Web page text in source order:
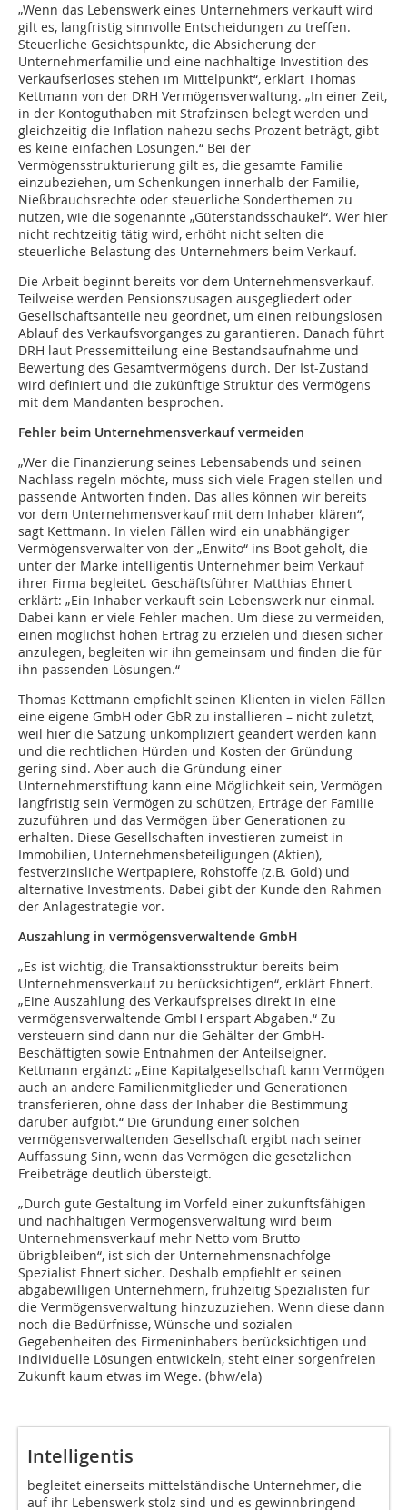
„Wenn das Lebenswerk eines Unternehmers verkauft wird
gilt es, langfristig sinnvolle Entscheidungen zu treffen.
Steuerliche Gesichtspunkte, die Absicherung der
Unternehmerfamilie und eine nachhaltige Investition des
Verkaufserlöses stehen im Mittelpunkt“, erklärt Thomas
Kettmann von der DRH Vermögensverwaltung. „In einer Zeit,
in der Kontoguthaben mit Strafzinsen belegt werden und
gleichzeitig die Inflation nahezu sechs Prozent beträgt, gibt
es keine einfachen Lösungen.“ Bei der
Vermögensstrukturierung gilt es, die gesamte Familie
einzubeziehen, um Schenkungen innerhalb der Familie,
Nießbrauchsrechte oder steuerliche Sonderthemen zu
nutzen, wie die sogenannte „Güterstandsschaukel“. Wer hier
nicht rechtzeitig tätig wird, erhöht nicht selten die
steuerliche Belastung des Unternehmers beim Verkauf.
Die Arbeit beginnt bereits vor dem Unternehmensverkauf.
Teilweise werden Pensionszusagen ausgegliedert oder
Gesellschaftsanteile neu geordnet, um einen reibungslosen
Ablauf des Verkaufsvorganges zu garantieren. Danach führt
DRH laut Pressemitteilung eine Bestandsaufnahme und
Bewertung des Gesamtvermögens durch. Der Ist-Zustand
wird definiert und die zukünftige Struktur des Vermögens
mit dem Mandanten besprochen.
Fehler beim Unternehmensverkauf vermeiden
„Wer die Finanzierung seines Lebensabends und seinen
Nachlass regeln möchte, muss sich viele Fragen stellen und
passende Antworten finden. Das alles können wir bereits
vor dem Unternehmensverkauf mit dem Inhaber klären“,
sagt Kettmann. In vielen Fällen wird ein unabhängiger
Vermögensverwalter von der „Enwito“ ins Boot geholt, die
unter der Marke intelligentis Unternehmer beim Verkauf
ihrer Firma begleitet. Geschäftsführer Matthias Ehnert
erklärt: „Ein Inhaber verkauft sein Lebenswerk nur einmal.
Dabei kann er viele Fehler machen. Um diese zu vermeiden,
einen möglichst hohen Ertrag zu erzielen und diesen sicher
anzulegen, begleiten wir ihn gemeinsam und finden die für
ihn passenden Lösungen.“
Thomas Kettmann empfiehlt seinen Klienten in vielen Fällen
eine eigene GmbH oder GbR zu installieren – nicht zuletzt,
weil hier die Satzung unkompliziert geändert werden kann
und die rechtlichen Hürden und Kosten der Gründung
gering sind. Aber auch die Gründung einer
Unternehmerstiftung kann eine Möglichkeit sein, Vermögen
langfristig sein Vermögen zu schützen, Erträge der Familie
zuzuführen und das Vermögen über Generationen zu
erhalten. Diese Gesellschaften investieren zumeist in
Immobilien, Unternehmensbeteiligungen (Aktien),
festverzinsliche Wertpapiere, Rohstoffe (z.B. Gold) und
alternative Investments. Dabei gibt der Kunde den Rahmen
der Anlagestrategie vor.
Auszahlung in vermögensverwaltende GmbH
„Es ist wichtig, die Transaktionsstruktur bereits beim
Unternehmensverkauf zu berücksichtigen“, erklärt Ehnert.
„Eine Auszahlung des Verkaufspreises direkt in eine
vermögensverwaltende GmbH erspart Abgaben.“ Zu
versteuern sind dann nur die Gehälter der GmbH-
Beschäftigten sowie Entnahmen der Anteilseigner.
Kettmann ergänzt: „Eine Kapitalgesellschaft kann Vermögen
auch an andere Familienmitglieder und Generationen
transferieren, ohne dass der Inhaber die Bestimmung
darüber aufgibt.“ Die Gründung einer solchen
vermögensverwaltenden Gesellschaft ergibt nach seiner
Auffassung Sinn, wenn das Vermögen die gesetzlichen
Freibeträge deutlich übersteigt.
„Durch gute Gestaltung im Vorfeld einer zukunftsfähigen
und nachhaltigen Vermögensverwaltung wird beim
Unternehmensverkauf mehr Netto vom Brutto
übrigbleiben“, ist sich der Unternehmensnachfolge-
Spezialist Ehnert sicher. Deshalb empfiehlt er seinen
abgabewilligen Unternehmern, frühzeitig Spezialisten für
die Vermögensverwaltung hinzuzuziehen. Wenn diese dann
noch die Bedürfnisse, Wünsche und sozialen
Gegebenheiten des Firmeninhabers berücksichtigen und
individuelle Lösungen entwickeln, steht einer sorgenfreien
Zukunft kaum etwas im Wege. (bhw/ela)
Intelligentis
begleitet einerseits mittelständische Unternehmer, die
auf ihr Lebenswerk stolz sind und es gewinnbringend